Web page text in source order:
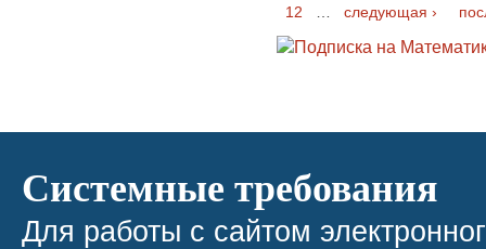
12
следующая ›
Системные требования
Для работы с сайтом